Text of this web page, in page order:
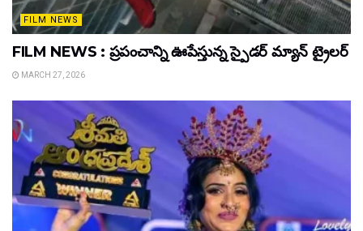
FILM NEWS
FILM NEWS : ప్రపంచాన్ని ఊపేస్తున్న స్పైడర్ మ్యాన్ ట్రైలర్
MARCH 27, 2026